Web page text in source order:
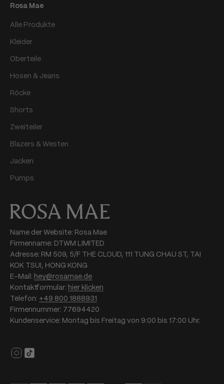
Rosa Mae
Alle Produkte
Kleider
Oberteile
Hosen & Jeans
Röcke
Shorts
Zweiteiler
Blazers & Westen
Jacken
Pumps
Name der Website: Rosa Mae
Firmenname: DTWM LIMITED
Adresse: RM 509, 5/F THE CLOUD, 111 TUNG CHAU ST, TAI
KOK TSUI, HONG KONG
E-Mail: hey@rosamae.de
Kontaktformular: hier klicken
Telefon: +49 800 1888931
Firmennummer: 77694420
Kundenservice: Montag bis Freitag von 9:00 bis 17:00 Uhr.